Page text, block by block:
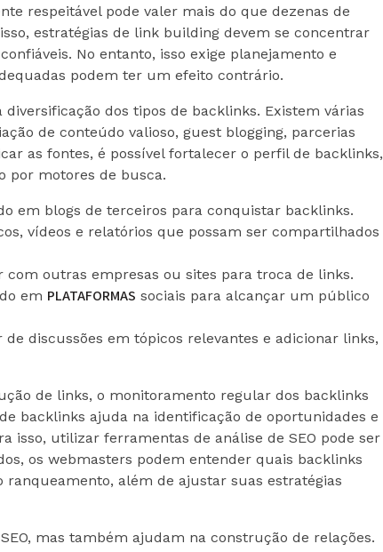
respeitável pode valer mais do que dezenas de
estratégias de link building devem se concentrar
No entanto, isso exige planejamento e
podem ter um efeito contrário.
dos tipos de backlinks. Existem várias
de conteúdo valioso, guest blogging, parcerias
as fontes, é possível fortalecer o perfil de backlinks,
por motores de busca.
em blogs de terceiros para conquistar backlinks.
vídeos e relatórios que possam ser compartilhados
com outras empresas ou sites para troca de links.
em PLATAFORMAS sociais para alcançar um público
discussões em tópicos relevantes e adicionar links,
de links, o monitoramento regular dos backlinks
backlinks ajuda na identificação de oportunidades e
isso, utilizar ferramentas de análise de SEO pode ser
os webmasters podem entender quais backlinks
além de ajustar suas estratégias
mas também ajudam na construção de relações.